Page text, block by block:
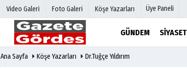
Video Galeri Foto Galeri Köşe Yazarları Üye Paneli
GÜNDEM SIYASET
Hava Durumu
Ana Sayfa Köşe Yazarları Dr.Tuğçe Yıldırım